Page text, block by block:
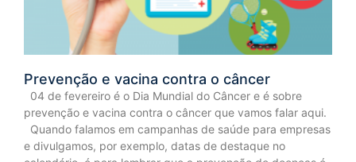
Prevenção e vacina contra o câncer
04 de fevereiro é o Dia Mundial do Câncer e é sobre
prevenção e vacina contra o câncer que vamos falar aqui.
Quando falamos em campanhas de saúde para empresas
e divulgamos, por exemplo, datas de destaque no